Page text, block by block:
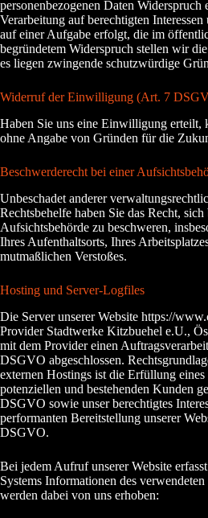
personenbezogenen Daten Widerspruch
Verarbeitung auf berechtigten Interessen
auf einer Aufgabe erfolgt, die im
begründetem Widerspruch stellen wir
es liegen zwingende schutzwürdige
Widerruf der Einwilligung (Art. 7
Haben Sie uns eine Einwilligung erteilt,
ohne Angabe von Gründen für die
Beschwerderecht bei einer
Unbeschadet anderer
Rechtsbehelfe haben Sie das Recht,
Aufsichtsbehörde zu beschweren,
Ihres Aufenthaltsorts, Ihres
mutmaßlichen Verstoßes.
Hosting und Server-Logfiles
Die Server unserer Website https://
Provider Stadtwerke Kitzbuehel e.U.,
mit dem Provider einen
DSGVO abgeschlossen.
externen Hostings ist die Erfüllung eines
potenziellen und bestehenden Kunden
DSGVO sowie unser berechtigtes
performanten Bereitstellung unserer
DSGVO.
Bei jedem Aufruf unserer Website
Systems Informationen des
werden dabei von uns erhoben: